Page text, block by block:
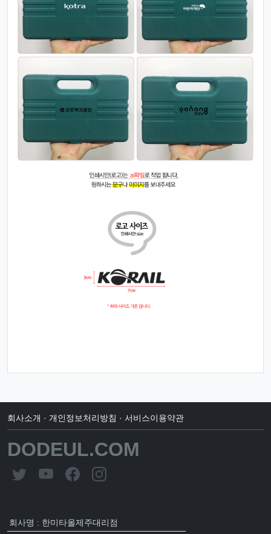
회사소개 · 개인정보처리방침 · 서비스이용약관
DODEUL.COM
회사명 : 한미타올제주대리점